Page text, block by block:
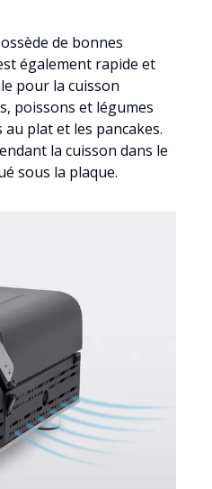
de bonnes
également rapide et
pour la cuisson
poissons et légumes
plat et les pancakes.
la cuisson dans le
sous la plaque.